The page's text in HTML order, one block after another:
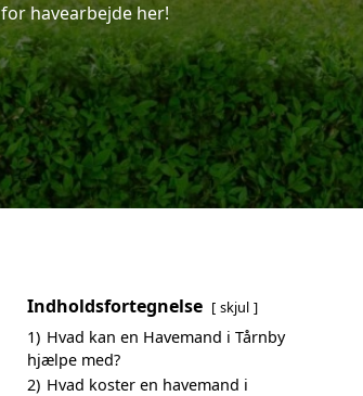
havearbejde her!
Indholdsfortegnelse skjul
1) Hvad kan en Havemand i Tårnby
hjælpe med?
2) Hvad koster en havemand i